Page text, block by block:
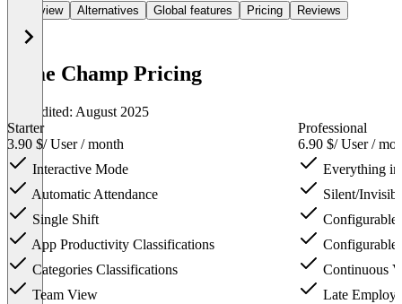
Overview Alternatives Global features Pricing Reviews
Time Champ Pricing
Last edited: August 2025
Starter
3.90 $/ User / month
Interactive Mode
Automatic Attendance
Single Shift
App Productivity Classifications
Categories Classifications
Team View
Professional
6.90 $/ User /
Everything in
Silent/
Configurable
Configurable
Continuous
Late